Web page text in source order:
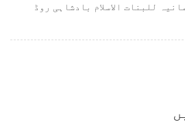
للبنات الاسلام بادشاہی روڈ